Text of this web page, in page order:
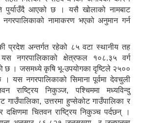
पुर्याउँदै आएको छ । यसै खोलाको नामबाट
नगरपालिकाको नामाकरण भएको अनुमान गर्न
प्रदेश अन्तर्गत रहेको ८५ वटा स्थानीय तह
नगरपालिकाको क्षेत्रफल १०८.३५ वर्ग
छ । जसमध्ये कृषि भू-उपयोगका दृष्टिले २५००
यस नगरपालिकाको सिमाना पूर्वमा देवचुली
राष्ट्रिय निकुञ्ज, पश्चिममा मध्यविन्दु
गाउँपालिका, उत्तरमा हुप्सेकोट गाउँपालिका र
दक्षिणमा चितवन राष्ट्रिय निकुञ्च पर्दछन् ।